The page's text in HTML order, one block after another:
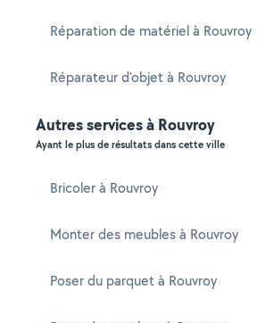
Réparation de matériel à Rouvroy
Réparateur d'objet à Rouvroy
Autres services à Rouvroy
Ayant le plus de résultats dans cette ville
Bricoler à Rouvroy
Monter des meubles à Rouvroy
Poser du parquet à Rouvroy